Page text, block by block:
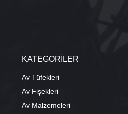
KATEGORİLER
Av Tüfekleri
Av Fişekleri
Av Malzemeleri